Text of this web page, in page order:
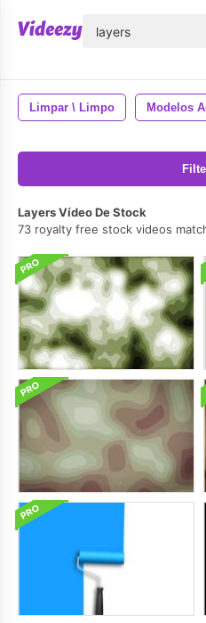
Limpar \ Limpo Modelos
Layers Vídeo De Stock
73 royalty free stock videos